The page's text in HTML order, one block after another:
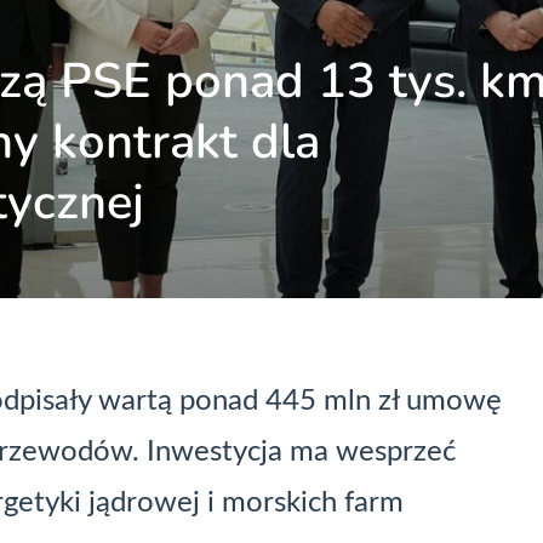
PSE ponad 13 tys.
kontrakt dla
wartą ponad 445 mln zł umowę
Inwestycja ma wesprzeć
jądrowej i morskich farm